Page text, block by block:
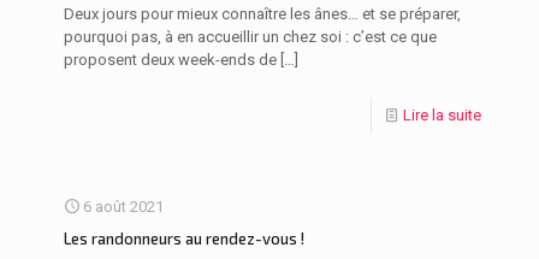
Deux jours pour mieux connaître les ânes… et se préparer,
pourquoi pas, à en accueillir un chez soi : c’est ce que
proposent deux week-ends de […]
Lire la suite
6 août 2021
Les randonneurs au rendez-vous !